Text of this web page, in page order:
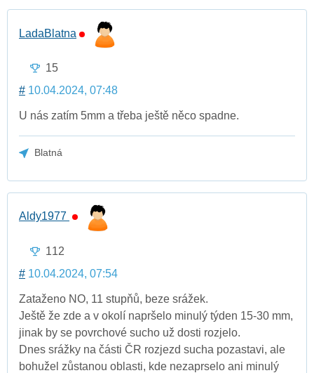
LadaBlatna
15
# 10.04.2024, 07:48
U nás zatím 5mm a třeba ještě něco spadne.
Blatná
Aldy1977
112
# 10.04.2024, 07:54
Zataženo NO, 11 stupňů, beze srážek.
Ještě že zde a v okolí napršelo minulý týden 15-30 mm,
jinak by se povrchové sucho už dosti rozjelo.
Dnes srážky na části ČR rozjezd sucha pozastavi, ale
bohužel zůstanou oblasti, kde nezaprselo ani minulý